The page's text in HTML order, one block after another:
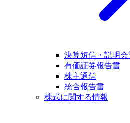
決算短信・説明
有価証券報告書
株主通信
統合報告書
株式に関する情報